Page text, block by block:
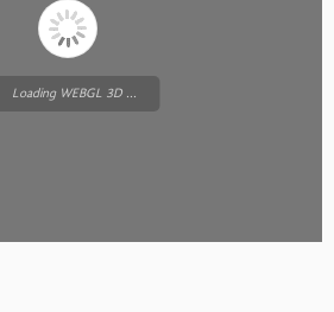
Loading WEBGL 3D ...